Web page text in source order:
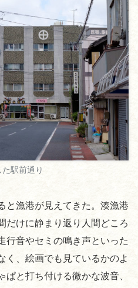
た駅前通り
と漁港が見えてきた。湊漁港
だけに静まり返り人間どころ
行音やセミの鳴き声といった
く、絵画でも見ているかのよ
ぱと打ち付ける微かな波音、